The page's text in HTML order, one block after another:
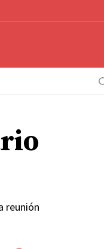
reunión